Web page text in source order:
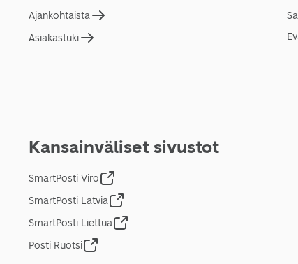
Ajankohtaista
Asiakastuki
Kansainväliset sivustot
SmartPosti Viro
SmartPosti Latvia
SmartPosti Liettua
Posti Ruotsi